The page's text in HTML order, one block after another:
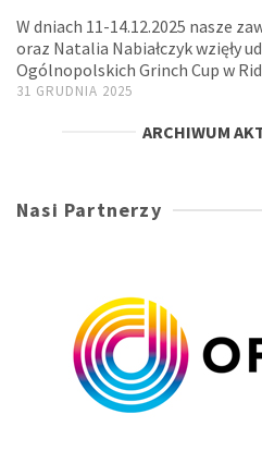
W dniach 11-14.12.2025 nasze
oraz Natalia Nabiałczyk wzięły
Ogólnopolskich Grinch Cup w
31 GRUDNIA 2025
ARCHIWUM
Nasi Partnerzy